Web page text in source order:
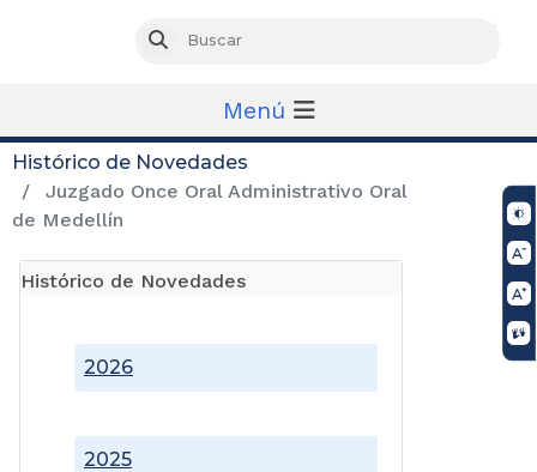
Buscar
Menú
Histórico de Novedades
Juzgado Once Oral Administrativo Oral
de Medellín
Histórico de Novedades
2025
2026